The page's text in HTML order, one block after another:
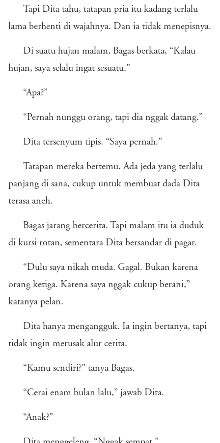
Tapi Dita tahu, tatapan pria itu kadang terlalu
lama berhenti di wajahnya. Dan ia tidak menepisnya.
Di suatu hujan malam, Bagas berkata, “Kalau
hujan, saya selalu ingat sesuatu.”
“Apa?”
“Pernah nunggu orang, tapi dia nggak datang.”
Dita tersenyum tipis. “Saya pernah.”
Tatapan mereka bertemu. Ada jeda yang terlalu
panjang di sana, cukup untuk membuat dada Dita
terasa aneh.
Bagas jarang bercerita. Tapi malam itu ia duduk
di kursi rotan, sementara Dita bersandar di pagar.
“Dulu saya nikah muda. Gagal. Bukan karena
orang ketiga. Karena saya nggak cukup berani,”
katanya pelan.
Dita hanya mengangguk. Ia ingin bertanya, tapi
tidak ingin merusak alur cerita.
“Kamu sendiri?” tanya Bagas.
“Cerai enam bulan lalu,” jawab Dita.
“Anak?”